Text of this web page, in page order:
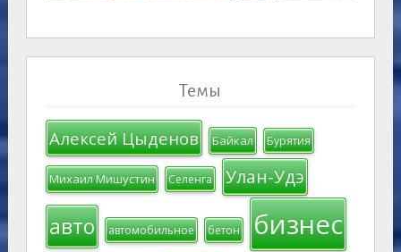
Темы
Алексей Цыденов Байкал Бурятия
Михаил Мишустин Селенга Улан-Удэ
авто автомобильное бетон бизнес